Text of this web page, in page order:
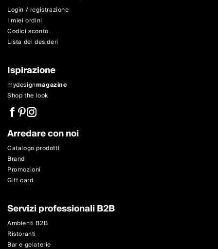
Login / registrazione
I miei ordini
Codici sconto
Lista dei desideri
Ispirazione
mydesignmagazine
Shop the look
Arredare con noi
Catalogo prodotti
Brand
Promozioni
Gift card
Servizi professionali B2B
Ambienti B2B
Ristoranti
Bar e gelaterie